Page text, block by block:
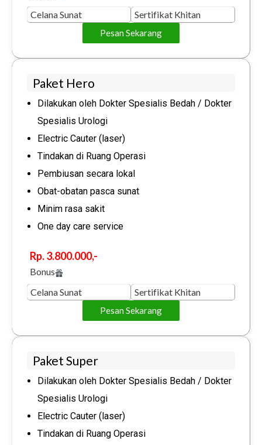
Celana Sunat
Sertifikat Khitan
Pesan Sekarang
Paket Hero
Dilakukan oleh Dokter Spesialis Bedah / Dokter
Spesialis Urologi
Electric Cauter (laser)
Tindakan di Ruang Operasi
Pembiusan secara lokal
Obat-obatan pasca sunat
Minim rasa sakit
One day care service
Rp. 3.800.000,-
Bonus
Celana Sunat
Sertifikat Khitan
Pesan Sekarang
Paket Super
Dilakukan oleh Dokter Spesialis Bedah / Dokter
Spesialis Urologi
Electric Cauter (laser)
Tindakan di Ruang Operasi